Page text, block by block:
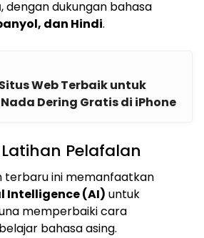
, dengan dukungan bahasa
dan Hindi.
Web Terbaik untuk
Dering Gratis di iPhone
Pelafalan
terbaru ini memanfaatkan
Intelligence (AI) untuk
memperbaiki cara
bahasa asing.